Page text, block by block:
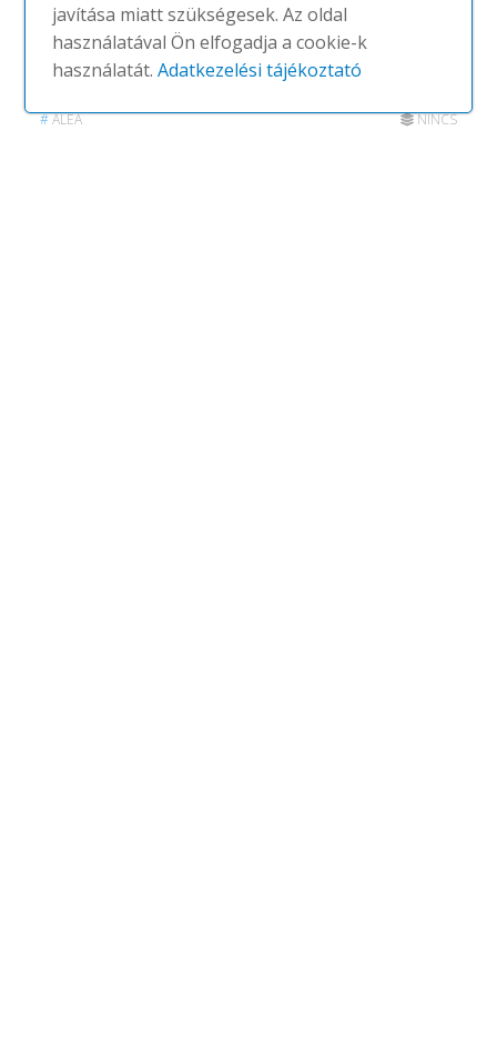
#ALEA NINCS
javítása miatt szükségesek. Az oldal
használatával Ön elfogadja a cookie-k
használatát.Adatkezelési tájékoztató